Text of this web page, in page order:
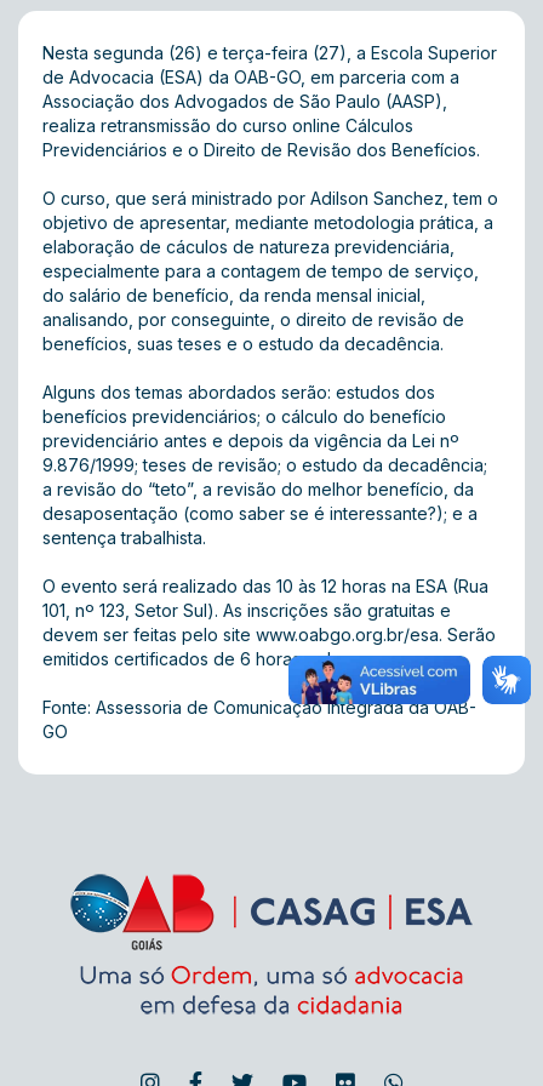
Nesta segunda (26) e terça-feira (27), a Escola Superior
de Advocacia (ESA) da OAB-GO, em parceria com a
Associação dos Advogados de São Paulo (AASP),
realiza retransmissão do curso online Cálculos
Previdenciários e o Direito de Revisão dos Benefícios.
O curso, que será ministrado por Adilson Sanchez, tem o
objetivo de apresentar, mediante metodologia prática, a
elaboração de cáculos de natureza previdenciária,
especialmente para a contagem de tempo de serviço,
do salário de benefício, da renda mensal inicial,
analisando, por conseguinte, o direito de revisão de
benefícios, suas teses e o estudo da decadência.
Alguns dos temas abordados serão: estudos dos
benefícios previdenciários; o cálculo do benefício
previdenciário antes e depois da vigência da Lei nº
9.876/1999; teses de revisão; o estudo da decadência;
a revisão do “teto”, a revisão do melhor benefício, da
desaposentação (como saber se é interessante?); e a
sentença trabalhista.
O evento será realizado das 10 às 12 horas na ESA (Rua
101, nº 123, Setor Sul). As inscrições são gratuitas e
devem ser feitas pelo site www.oabgo.org.br/esa. Serão
emitidos certificados de 6 horas-aula.
Fonte: Assessoria de Comunicação Integrada da OAB-
GO